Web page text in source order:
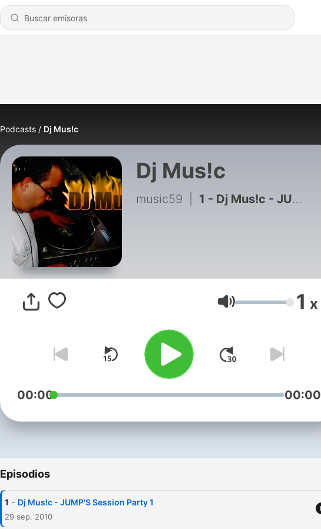
Podcasts Dj Mus!c
Dj Mus!c
music59 1 - Dj Mus!c - JUMP'S Session Party 1
Volumen 1 x
00:00 00:00
Episodios
1 - Dj Mus!c - JUMP'S Session Party 1
29 sep. 2010